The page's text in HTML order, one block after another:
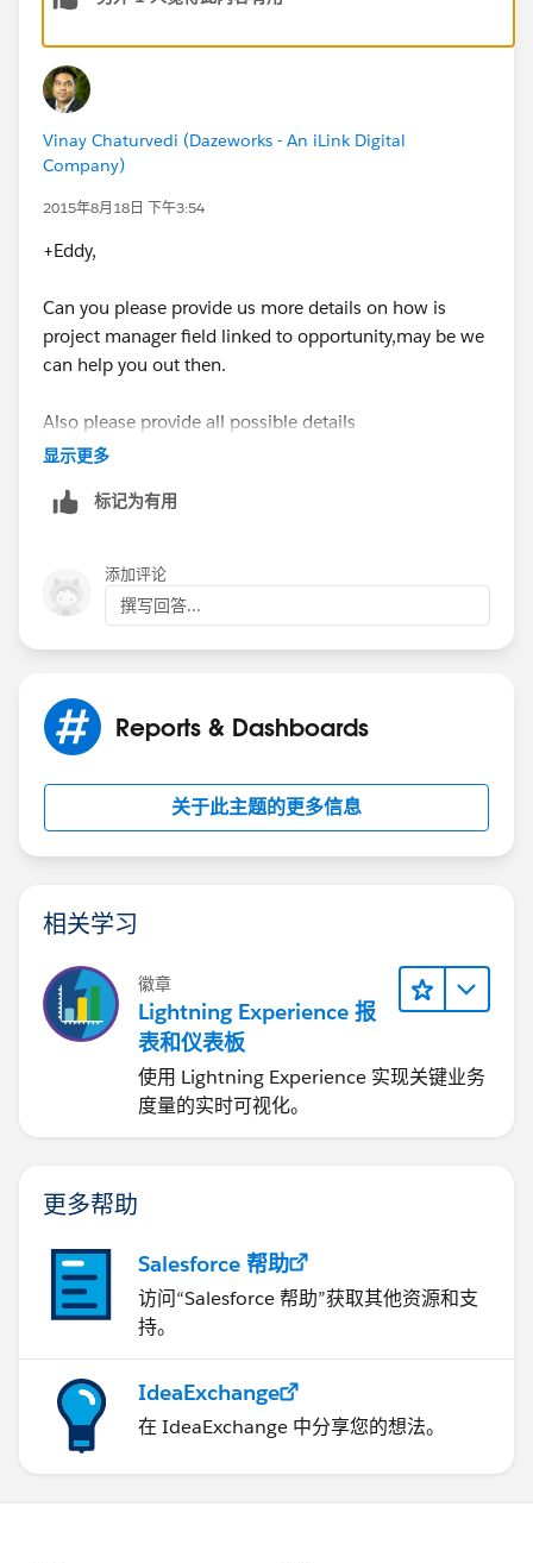
Vinay Chaturvedi (Dazeworks - An iLink Digital
Company)
2015年8月18日 下午3:54
+Eddy,
Can you please provide us more details on how is
project manager field linked to opportunity,may be we
can help you out then.
Also please provide all possible details
显示更多
标记为有用
添加评论
撰写回答...
Reports & Dashboards
关于此主题的更多信息
相关学习
徽章
Lightning Experience 报
表和仪表板
使用 Lightning Experience 实现关键业务
度量的实时可视化。
更多帮助
Salesforce 帮助
访问“Salesforce 帮助”获取其他资源和支
持。
IdeaExchange
在 IdeaExchange 中分享您的想法。